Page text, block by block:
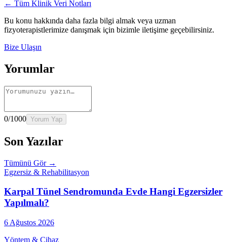
← Tüm Klinik Veri Notları
Bu konu hakkında daha fazla bilgi almak veya uzman
fizyoterapistlerimize danışmak için bizimle iletişime geçebilirsiniz.
Bize Ulaşın
Yorumlar
0/1000 Yorum Yap
Son Yazılar
Tümünü Gör →
Egzersiz & Rehabilitasyon
Karpal Tünel Sendromunda Evde Hangi Egzersizler
Yapılmalı?
6 Ağustos 2026
Yöntem & Cihaz